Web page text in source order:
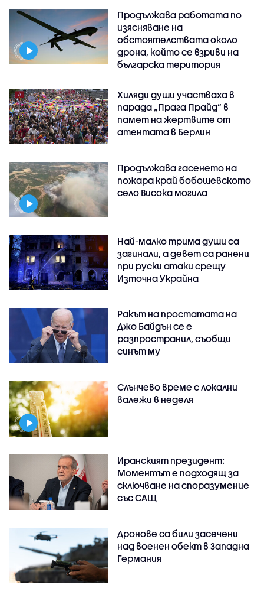
Продължава работата по
изясняване на
обстоятелствата около
дрона, който се взриви на
българска територия
Хиляди души участваха в
парада „Прага Прайд“ в
памет на жертвите от
атентата в Берлин
Продължава гасенето на
пожара край бобошевското
село Висока могила
Най-малко трима души са
загинали, а девет са ранени
при руски атаки срещу
Източна Украйна
Ракът на простатата на
Джо Байдън се е
разпространил, съобщи
синът му
Слънчево време с локални
валежи в неделя
Иранският президент:
Моментът е подходящ за
сключване на споразумение
със САЩ
Дронове са били засечени
над военен обект в Западна
Германия